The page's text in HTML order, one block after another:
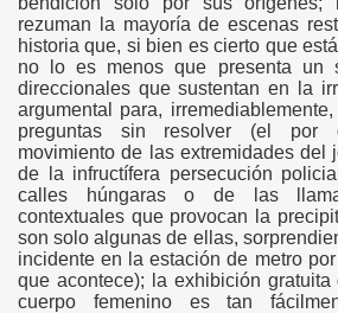
rezuman la mayoría de escenas
historia que, si bien es cierto que
no lo es menos que presenta un
direccionales que sustentan en la
argumental para,
preguntas sin resolver (el por
movimiento de las extremidades del
de la infructífera persecución
calles húngaras o de las
contextuales que provocan la
son solo algunas de ellas,
incidente en la estación de metro
que acontece); la exhibición gratuita
cuerpo femenino es tan